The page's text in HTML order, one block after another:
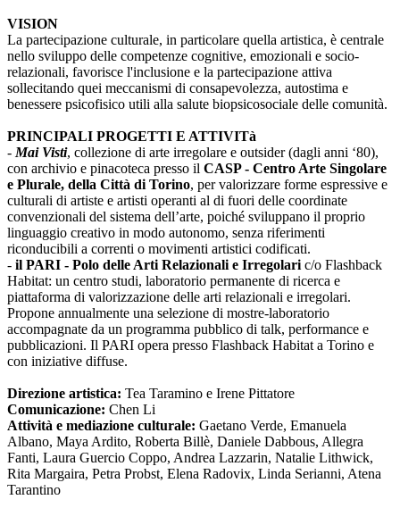
VISION
La partecipazione culturale, in particolare quella artistica, è centrale
nello sviluppo delle competenze cognitive, emozionali e socio-
relazionali, favorisce l'inclusione e la partecipazione attiva
sollecitando quei meccanismi di consapevolezza, autostima e
benessere psicofisico utili alla salute biopsicosociale delle comunità.
PRINCIPALI PROGETTI E ATTIVITà
- Mai Visti, collezione di arte irregolare e outsider (dagli anni ‘80),
con archivio e pinacoteca presso il CASP - Centro Arte Singolare
e Plurale, della Città di Torino, per valorizzare forme espressive e
culturali di artiste e artisti operanti al di fuori delle coordinate
convenzionali del sistema dell’arte, poiché sviluppano il proprio
linguaggio creativo in modo autonomo, senza riferimenti
riconducibili a correnti o movimenti artistici codificati.
- il PARI - Polo delle Arti Relazionali e Irregolari c/o Flashback
Habitat: un centro studi, laboratorio permanente di ricerca e
piattaforma di valorizzazione delle arti relazionali e irregolari.
Propone annualmente una selezione di mostre-laboratorio
accompagnate da un programma pubblico di talk, performance e
pubblicazioni. Il PARI opera presso Flashback Habitat a Torino e
con iniziative diffuse.
Direzione artistica: Tea Taramino e Irene Pittatore
Comunicazione: Chen Li
Attività e mediazione culturale: Gaetano Verde, Emanuela
Albano, Maya Ardito, Roberta Billè, Daniele Dabbous, Allegra
Fanti, Laura Guercio Coppo, Andrea Lazzarin, Natalie Lithwick,
Rita Margaira, Petra Probst, Elena Radovix, Linda Serianni, Atena
Tarantino